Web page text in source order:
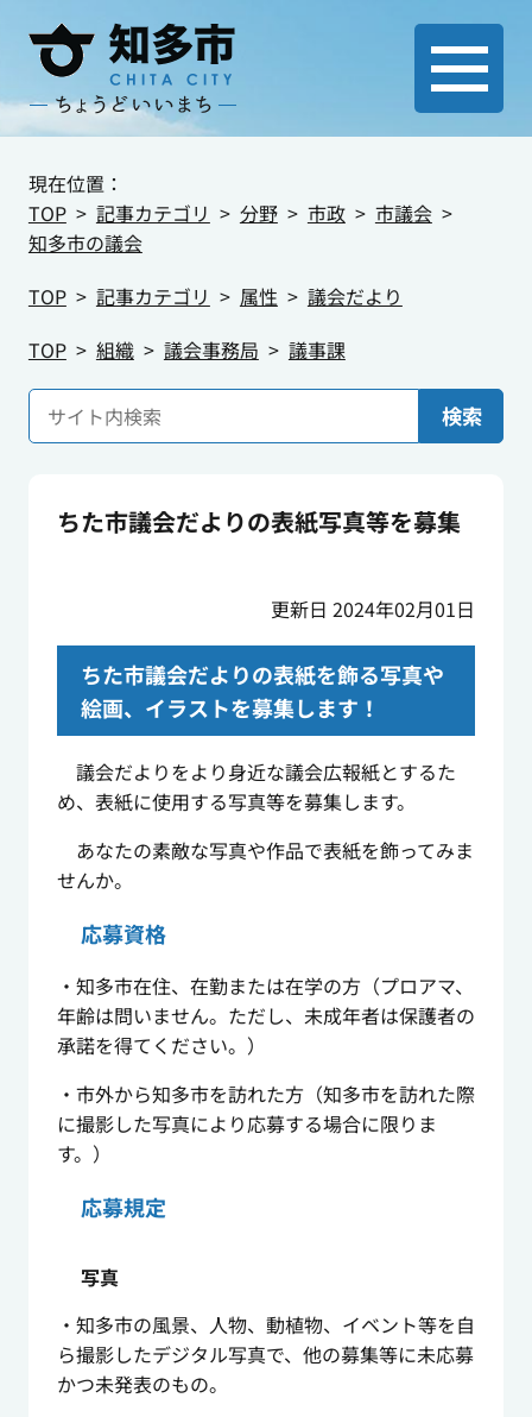
現在位置：
TOP
記事カテゴリ 分野 市政
市議会
知多市の議会
TOP
記事カテゴリ 属性
議会だより
TOP
組織 議会事務局 議事課
検索
ちた市議会だよりの表紙写真等を募集
更新日 2024年02月01日
ちた市議会だよりの表紙を飾る写真や
絵画、イラストを募集します！
議会だよりをより身近な議会広報紙とするた
め、表紙に使用する写真等を募集します。
あなたの素敵な写真や作品で表紙を飾ってみま
せんか。
応募資格
・知多市在住、在勤または在学の方（プロアマ、
年齢は問いません。ただし、未成年者は保護者の
承諾を得てください。）
・市外から知多市を訪れた方（知多市を訪れた際
に撮影した写真により応募する場合に限りま
す。）
応募規定
写真
・知多市の風景、人物、動植物、イベント等を自
ら撮影したデジタル写真で、他の募集等に未応募
かつ未発表のもの。